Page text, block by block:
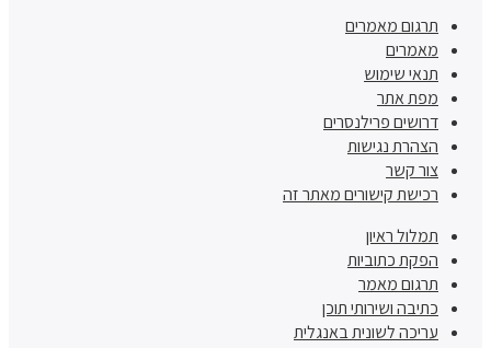
תרגום מאמרים
מאמרים
תנאי שימוש
מפת אתר
דרושים פרילנסרים
הצהרת נגישות
צור קשר
רכישת קישורים מאתר זה
תמלול ראיון
הפקת כתוביות
תרגום מאמר
כתיבה ושירותי תוכן
עריכה לשונית באנגלית